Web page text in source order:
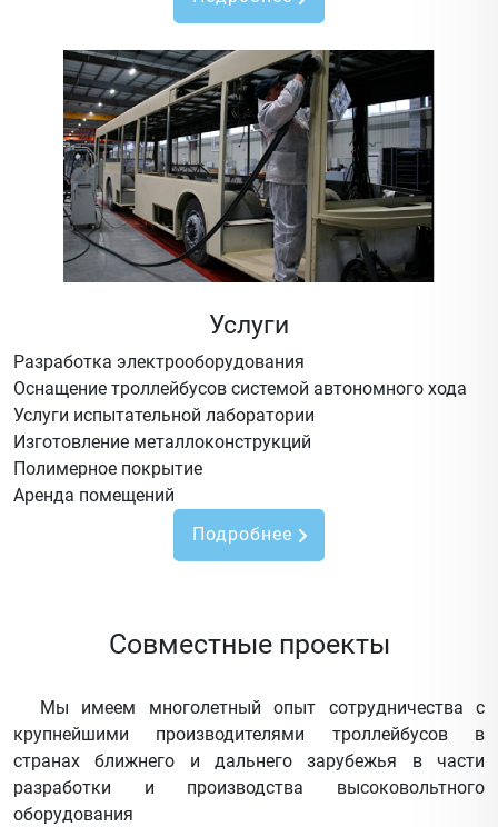
Услуги
Разработка электрооборудования
Оснащение троллейбусов системой автономного хода
Услуги испытательной лаборатории
Изготовление металлоконструкций
Полимерное покрытие
Аренда помещений
Подробнее
Совместные проекты
Мы имеем многолетный опыт сотрудничества с
крупнейшими производителями троллейбусов в
странах ближнего и дальнего зарубежья в части
разработки и производства высоковольтного
оборудования